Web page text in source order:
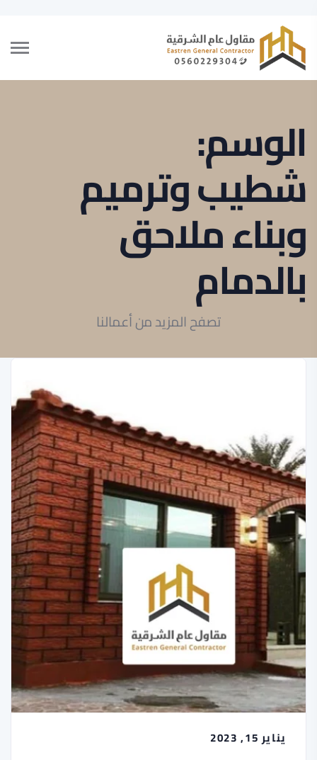
الوسم:
شطيب وترميم
وبناء ملاحق
بالدمام
تصفح المزيد من أعمالنا
يناير 15, 2023